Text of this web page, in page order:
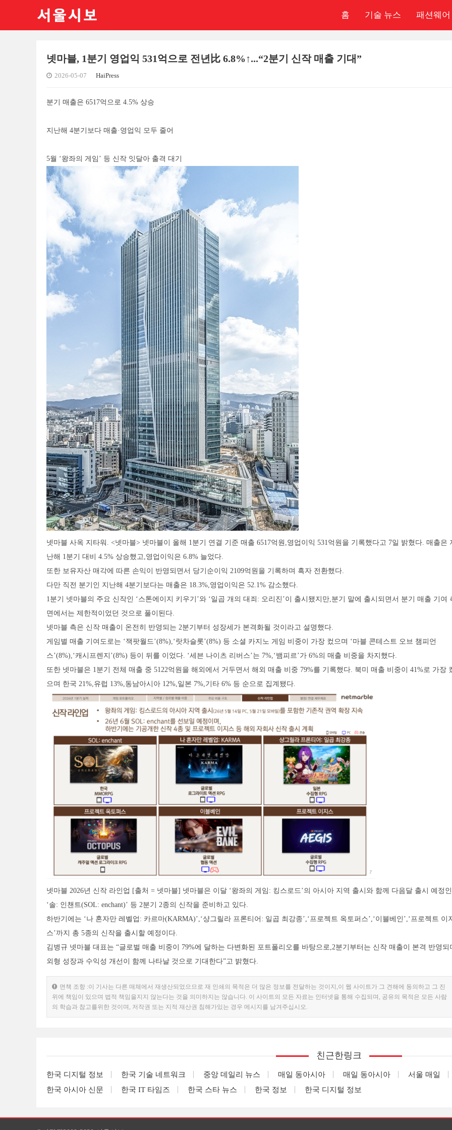
홈 기술 뉴스 패션웨어
넷마블, 1분기 영업익 531억으로 전년比 6.8%↑...“2분기 신작 매출 기대”
2026-05-07 HaiPress
분기 매출은 6517억으로 4.5% 상승
지난해 4분기보다 매출·영업익 모두 줄어
5월 ‘왕좌의 게임’ 등 신작 잇달아 출격 대기
넷마블 사옥 지타워. <넷마블> 넷마블이 올해 1분기 연결 기준 매출 6517억원,영업이익 531억원을 기록했다고 7일 밝혔다. 매출은
난해 1분기 대비 4.5% 상승했고,영업이익은 6.8% 늘었다.
또한 보유자산 매각에 따른 손익이 반영되면서 당기순이익 2109억원을 기록하며 흑자 전환했다.
다만 직전 분기인 지난해 4분기보다는 매출은 18.3%,영업이익은 52.1% 감소했다.
1분기 넷마블의 주요 신작인 ‘스톤에이지 키우기’와 ‘일곱 개의 대죄: 오리진’이 출시됐지만,분기 말에 출시되면서 분기 매출 기여
면에서는 제한적이었던 것으로 풀이된다.
넷마블 측은 신작 매출이 온전히 반영되는 2분기부터 성장세가 본격화될 것이라고 설명했다.
게임별 매출 기여도로는 ‘잭팟월드’(8%),‘랏차슬롯’(8%) 등 소셜 카지노 게임 비중이 가장 컸으며 ‘마블 콘테스트 오브 챔피언
스’(8%),‘캐시프렌지’(8%) 등이 뒤를 이었다. ‘세븐 나이츠 리버스’는 7%,‘뱀피르’가 6%의 매출 비중을 차지했다.
또한 넷마블은 1분기 전체 매출 중 5122억원을 해외에서 거두면서 해외 매출 비중 79%를 기록했다. 북미 매출 비중이 41%로 가장
으며 한국 21%,유럽 13%,동남아시아 12%,일본 7%,기타 6% 등 순으로 집계됐다.
넷마블 2026년 신작 라인업 [출처 = 넷마블] 넷마블은 이달 ‘왕좌의 게임: 킹스로드’의 아시아 지역 출시와 함께 다음달 출시 예정인
‘솔: 인챈트(SOL: enchant)’ 등 2분기 2종의 신작을 준비하고 있다.
하반기에는 ‘나 혼자만 레벨업: 카르마(KARMA)’,‘샹그릴라 프론티어: 일곱 최강종’,‘프로젝트 옥토퍼스’,‘이블베인’,‘프로젝트 이지
스’까지 총 5종의 신작을 출시할 예정이다.
김병규 넷마블 대표는 “글로벌 매출 비중이 79%에 달하는 다변화된 포트폴리오를 바탕으로,2분기부터는 신작 매출이 본격 반영되
외형 성장과 수익성 개선이 함께 나타날 것으로 기대한다”고 밝혔다.
면책 조항 :이 기사는 다른 매체에서 재생산되었으므로 재 인쇄의 목적은 더 많은 정보를 전달하는 것이지,이 웹 사이트가 그 견해에 동의하고 그 진
위에 책임이 있으며 법적 책임을지지 않는다는 것을 의미하지는 않습니다. 이 사이트의 모든 자료는 인터넷을 통해 수집되며, 공유의 목적은 모든 사람
의 학습과 참고를위한 것이며, 저작권 또는 지적 재산권 침해가있는 경우 메시지를 남겨주십시오.
친근한링크
한국 디지털 정보 한국 기술 네트워크 중앙 데일리 뉴스 매일 동아시아 매일 동아시아 서울 매일
한국 아시아 신문
한국 IT 타임즈 한국 스타 뉴스 한국 정보 한국 디지털 정보